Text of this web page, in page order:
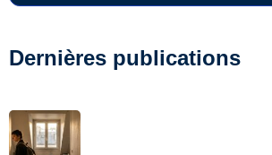
Dernières publications